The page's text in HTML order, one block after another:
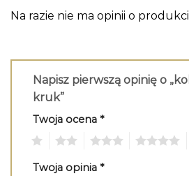
Na razie nie ma opinii o
Napisz pierwszą opinię o
kruk”
Twoja ocena *
Twoja opinia *